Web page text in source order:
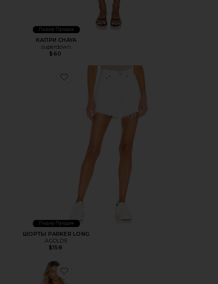
Лидер Продаж
КАПРИ CHAYA
superdown
$60
Favorite ШОРТЫ PARKER LONG
Лидер Продаж
ШОРТЫ PARKER LONG
AGOLDE
$158
Favorite МИНИ ПЛАТЬЕ ACE